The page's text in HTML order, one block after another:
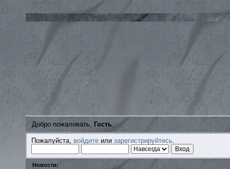
;
Сайт ортодоксальных моделистов
Добро пожаловать, Гость
Пожалуйста, войдите илизарегистрируйтесь
Новости: